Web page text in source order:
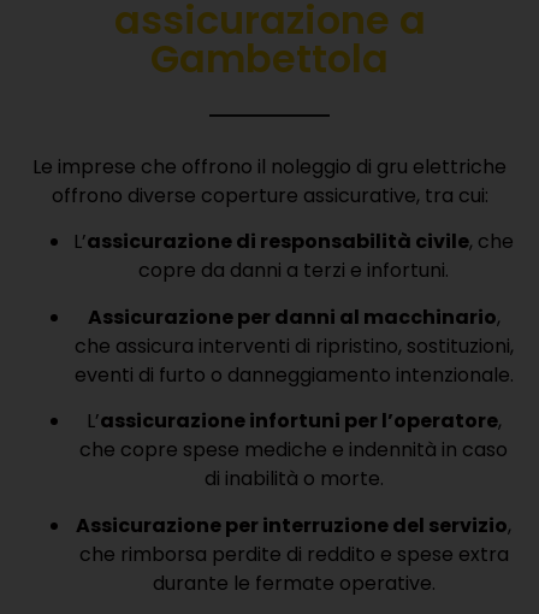
assicurazione a
Gambettola
Le imprese che offrono il noleggio di gru elettriche
offrono diverse coperture assicurative, tra cui:
L’assicurazione di responsabilità civile, che
copre da danni a terzi e infortuni.
Assicurazione per danni al macchinario,
che assicura interventi di ripristino, sostituzioni,
eventi di furto o danneggiamento intenzionale.
L’assicurazione infortuni per l’operatore,
che copre spese mediche e indennità in caso
di inabilità o morte.
Assicurazione per interruzione del servizio,
che rimborsa perdite di reddito e spese extra
durante le fermate operative.